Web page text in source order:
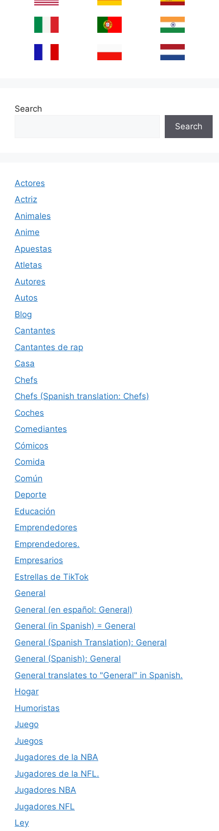
Search
Search
Actores
Actriz
Animales
Anime
Apuestas
Atletas
Autores
Autos
Blog
Cantantes
Cantantes de rap
Casa
Chefs
Chefs (Spanish translation: Chefs)
Coches
Comediantes
Cómicos
Comida
Común
Deporte
Educación
Emprendedores
Emprendedores.
Empresarios
Estrellas de TikTok
General
General (en español: General)
General (in Spanish) = General
General (Spanish Translation): General
General (Spanish): General
General translates to "General" in Spanish.
Hogar
Humoristas
Juego
Juegos
Jugadores de la NBA
Jugadores de la NFL.
Jugadores NBA
Jugadores NFL
Ley